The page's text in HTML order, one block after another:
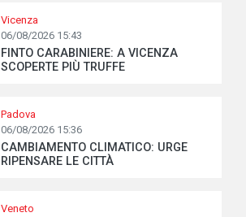
Vicenza
06/08/2026 15:43
FINTO CARABINIERE: A VICENZA
SCOPERTE PIÙ TRUFFE
Padova
06/08/2026 15:36
CAMBIAMENTO CLIMATICO: URGE
RIPENSARE LE CITTÀ
Veneto